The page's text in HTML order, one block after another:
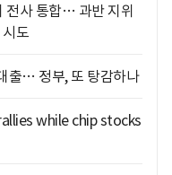
전사 통합… 과반 지위
도
출… 정부, 또 탕감하나
while chip stocks